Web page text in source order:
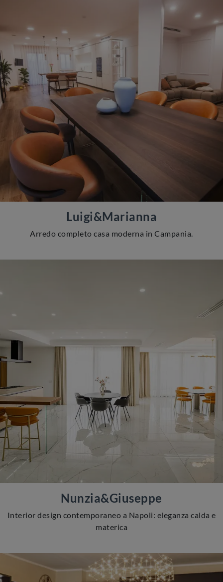
Luigi&Marianna
Arredo completo casa moderna in Campania.
Nunzia&Giuseppe
Interior design contemporaneo a Napoli: eleganza calda e
materica